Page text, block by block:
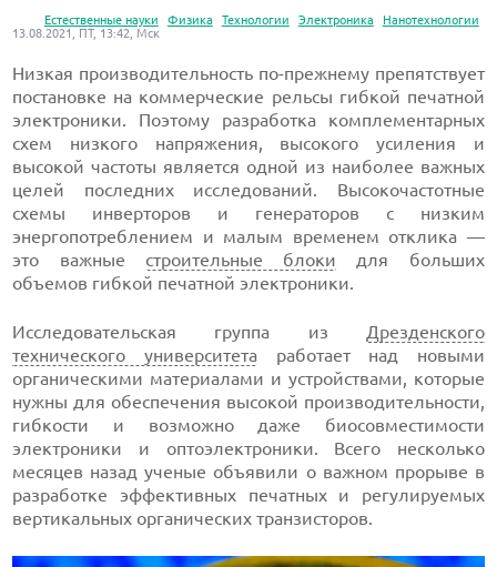
Естественные науки Физика Технологии Электроника
Нанотехнологии
13.08.2021, ПТ, 13:42, Мск
Низкая производительность по-прежнему препятствует
постановке на коммерческие рельсы гибкой печатной
электроники. Поэтому разработка комплементарных
схем низкого напряжения, высокого усиления и
высокой частоты является одной из наиболее важных
целей последних исследований. Высокочастотные
схемы инверторов и генераторов с низким
энергопотреблением и малым временем отклика —
это важные строительные блоки для больших
объемов гибкой печатной электроники.
Исследовательская группа из Дрезденского
технического университетаработает над новыми
органическими материалами и устройствами, которые
нужны для обеспечения высокой производительности,
гибкости и возможно даже биосовместимости
электроники и оптоэлектроники. Всего несколько
месяцев назад ученые объявили о важном прорыве в
разработке эффективных печатных и регулируемых
вертикальных органических транзисторов.